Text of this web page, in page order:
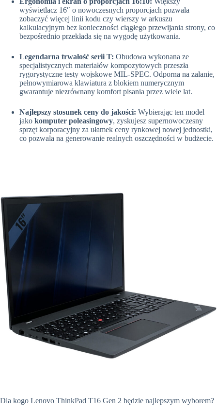
wyświetlacz 16″ o nowoczesnych proporcjach pozwala
zobaczyć więcej linii kodu czy wierszy w arkuszu
kalkulacyjnym bez konieczności ciągłego przewijania strony, co
bezpośrednio przekłada się na wygodę użytkowania.
Legendarna trwałość serii T: Obudowa wykonana ze
specjalistycznych materiałów kompozytowych przeszła
rygorystyczne testy wojskowe MIL-SPEC. Odporna na zalanie,
pełnowymiarowa klawiatura z blokiem numerycznym
gwarantuje niezrównany komfort pisania przez wiele lat.
Najlepszy stosunek ceny do jakości: Wybierając ten model
jako komputer poleasingowy, zyskujesz supernowoczesny
sprzęt korporacyjny za ułamek ceny rynkowej nowej jednostki,
co pozwala na generowanie realnych oszczędności w budżecie.
Dla kogo Lenovo ThinkPad T16 Gen 2 będzie najlepszym wyborem?